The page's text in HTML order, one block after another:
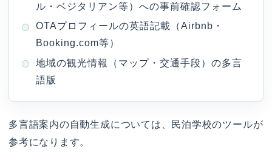
ル・ベジタリアン等）への事前確認フォーム
OTAプロフィールの英語記載（Airbnb・
Booking.com等）
地域の観光情報（マップ・交通手段）の多言
語版
多言語案内の自動生成については、民泊学校のツールが
参考になります。